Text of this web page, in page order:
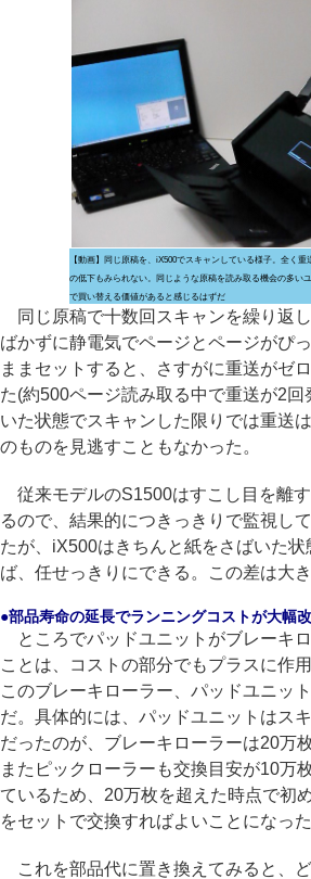
【動画】同じ原稿を、iX500でスキャンしている様子。全く
の低下もみられない。同じような原稿を読み取る機会の多い
で買い替える価値があると感じるはずだ
同じ原稿で十数回スキャンを繰り返
ばかずに静電気でページとページがぴ
ままセットすると、さすがに重送がゼ
た(約500ページ読み取る中で重送が2
いた状態でスキャンした限りでは重送
のものを見逃すこともなかった。
従来モデルのS1500はすこし目を離
るので、結果的につきっきりで監視し
たが、iX500はきちんと紙をさばいた
ば、任せっきりにできる。この差は大き
●部品寿命の延長でランニングコストが大幅
ところでパッドユニットがブレーキ
ことは、コストの部分でもプラスに作
このブレーキローラー、パッドユニッ
だ。具体的には、パッドユニットはス
だったのが、ブレーキローラーは20万
またピックローラーも交換目安が10万
ているため、20万枚を超えた時点で初
をセットで交換すればよいことになった
これを部品代に置き換えてみると、